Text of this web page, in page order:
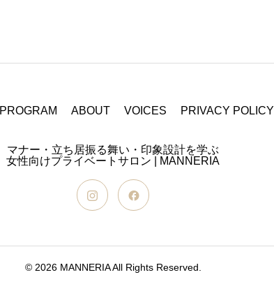
PROGRAM ABOUT VOICES PRIVACY POLICY
マナー・立ち居振る舞い・印象設計を学ぶ
女性向けプライベートサロン | MANNERIA
© 2026 MANNERIA All Rights Reserved.